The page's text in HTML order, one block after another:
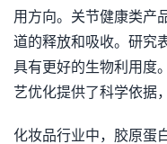
用方向。关节健康类产
道的释放和吸收。研究
具有更好的生物利用度
艺优化提供了科学依据
化妆品行业中，胶原蛋